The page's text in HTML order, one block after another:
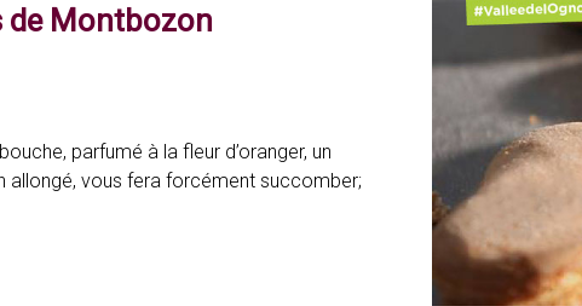
de Montbozon
parfumé à la fleur d’oranger, un
vous fera forcément succomber;